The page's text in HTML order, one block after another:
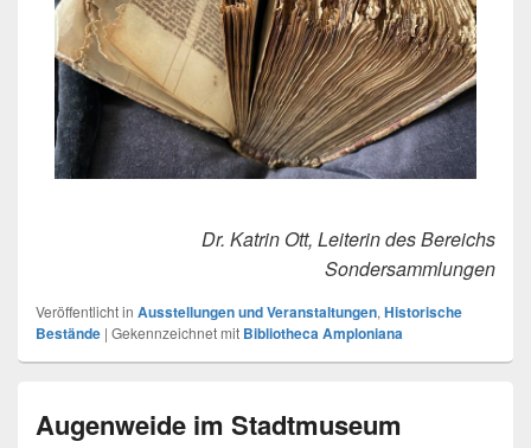
Dr. Katrin Ott, Leiterin des Bereichs
Sondersammlungen
Veröffentlicht in Ausstellungen und Veranstaltungen, Historische
Bestände | Gekennzeichnet mit Bibliotheca Amploniana
Augenweide im Stadtmuseum